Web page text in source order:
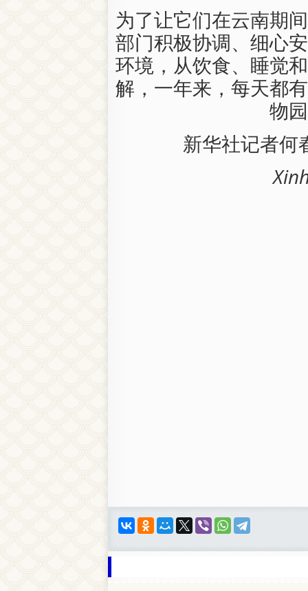
为了让它们在云南期
部门积极协调、细心
环境，从饮食、睡觉
解，一年来，每天都
物
新华社记者何